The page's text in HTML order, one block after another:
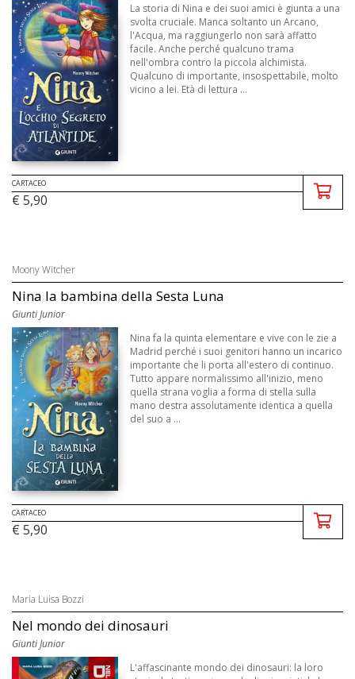
La storia di Nina e dei suoi amici è giunta a una
svolta cruciale. Manca soltanto un Arcano,
l'Acqua, ma raggiungerlo non sarà affatto
facile. Anche perché qualcuno trama
nell'ombra contro la piccola alchimista.
Qualcuno di importante, insospettabile, molto
vicino a lei. Età di lettura ...
CARTACEO
€ 5,90
Moony Witcher
Nina la bambina della Sesta Luna
Giunti Junior
Nina fa la quinta elementare e vive con le zie a
Madrid perché i suoi genitori hanno un incarico
importante che li porta all'estero di continuo.
Tutto appare normalissimo all'inizio, meno
quella strana voglia a forma di stella sulla
mano destra assolutamente identica a quella
del suo a ...
CARTACEO
€ 5,90
Maria Luisa Bozzi
Nel mondo dei dinosauri
Giunti Junior
L'affascinante mondo dei dinosauri: la loro